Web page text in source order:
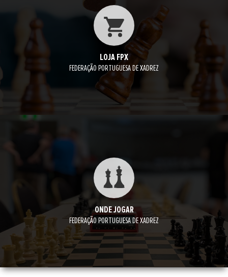
LOJA FPX
FEDERAÇÃO PORTUGUESA DE XADREZ
ONDE JOGAR
FEDERAÇÃO PORTUGUESA DE XADREZ